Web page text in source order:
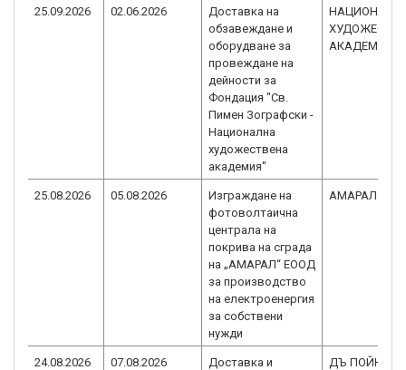
25.09.2026 02.06.2026
Доставка на
обзавеждане и
оборудване за
провеждане на
дейности за
Фондация "Св.
Пимен Зографски -
Национална
художествена
академия"
АКАДЕМИЯ
25.08.2026 05.08.2026
Изграждане на
фотоволтаична
централа на
покрива на сграда
на „АМАРАЛ“ ЕООД
за производство
на електроенергия
за собствени
нужди
АМАРАЛ
24.08.2026 07.08.2026
Доставка и
ДЪ ПОЙНТ